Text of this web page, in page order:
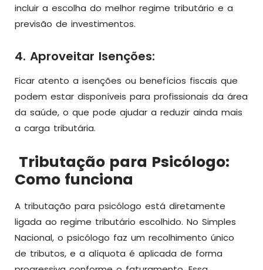
incluir a escolha do melhor regime tributário e a
previsão de investimentos.
4. Aproveitar Isenções:
Ficar atento a isenções ou benefícios fiscais que
podem estar disponíveis para profissionais da área
da saúde, o que pode ajudar a reduzir ainda mais
a carga tributária.
Tributação para Psicólogo:
Como funciona
A tributação para psicólogo está diretamente
ligada ao regime tributário escolhido. No Simples
Nacional, o psicólogo faz um recolhimento único
de tributos, e a alíquota é aplicada de forma